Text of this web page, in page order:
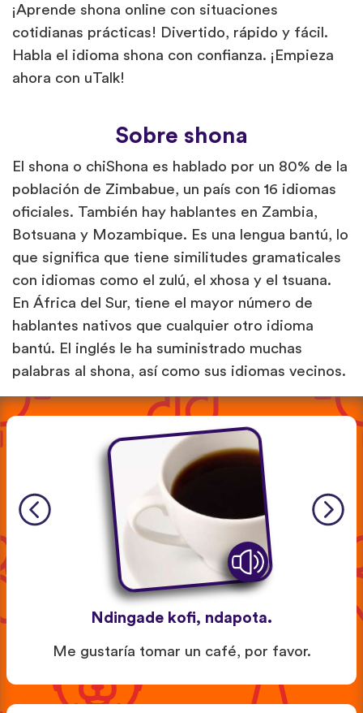
¡Aprende shona online con situaciones
cotidianas prácticas! Divertido, rápido y fácil.
Habla el idioma shona con confianza. ¡Empieza
ahora con uTalk!
Sobre shona
El shona o chiShona es hablado por un 80% de la
población de Zimbabue, un país con 16 idiomas
oficiales. También hay hablantes en Zambia,
Botsuana y Mozambique. Es una lengua bantú, lo
que significa que tiene similitudes gramaticales
con idiomas como el zulú, el xhosa y el tsuana.
En África del Sur, tiene el mayor número de
hablantes nativos que cualquier otro idioma
bantú. El inglés le ha suministrado muchas
palabras al shona, así como sus idiomas vecinos.
Ndingade kofi, ndapota.
Me gustaría tomar un café, por favor.